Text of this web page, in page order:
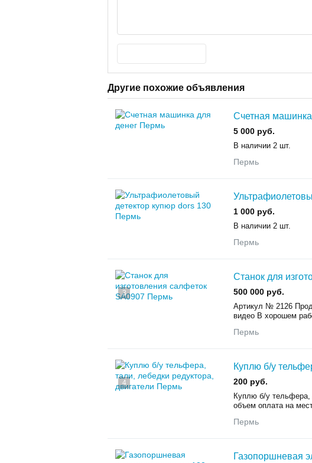
Другие похожие объявления
Счетная
5 000 руб.
В наличии 2 шт.
Пермь
1 000 руб.
В наличии 2 шт.
Пермь
3
Станок для
500 000 руб.
Артикул № 2126
видео В хорошем
Пермь
4
Куплю б/у
200 руб.
Куплю б/у тельфера,
объем оплата на
Пермь
Газопоршневая